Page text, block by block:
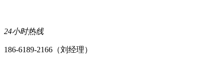
24小时热线
186-6189-2166（刘经理）